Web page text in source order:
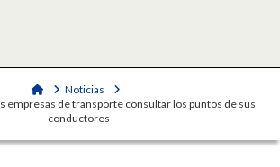
HomeNoticias
empresas de transporte consultar los puntos de sus
conductores